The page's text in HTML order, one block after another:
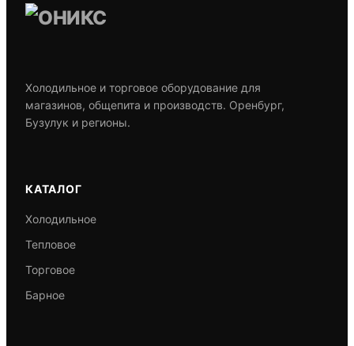
Холодильное и торговое оборудование для
магазинов, общепита и производств. Оренбург,
Бузулук и регионы.
КАТАЛОГ
Холодильное
Тепловое
Торговое
Барное